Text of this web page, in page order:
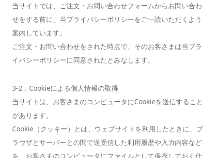
当サイトでは、ご注文・お問い合わせフォームからお問い合わ
せをする前に、当プライバシーポリシーをご一読いただくよう
案内しています。
ご注文・お問い合わせをされた時点で、そのお客さまは当プラ
イバシーポリシーに同意されたとみなします。
3-2．Cookieによる個人情報の取得
当サイトは、お客さまのコンピュータにCookieを送信すること
があります。
Cookie（クッキー）とは、ウェブサイトを利用したときに、ブ
ラウザとサーバーとの間で送受信した利用履歴や入力内容など
を、お客さまのコンピュータにファイルとして保存しておく仕